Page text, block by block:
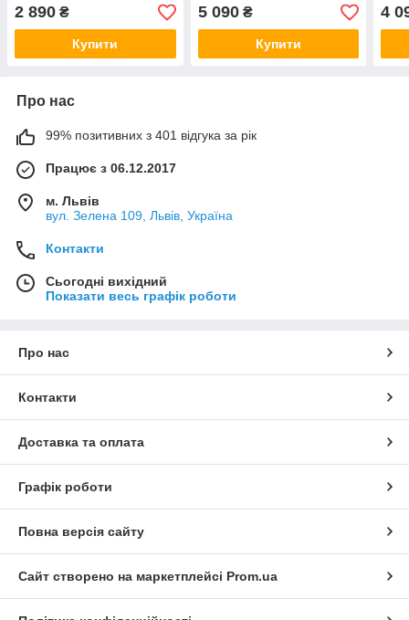
(Німеччина)
2 890 ₴
Купити
(Німеччина)
5 090₴
Купити
02-
4
Про нас
99% позитивних з 401 відгука за рік
Працює з 06.12.2017
м. Львів
вул. Зелена 109, Львів, Україна
Контакти
Сьогодні вихідний
Показати весь графік роботи
Про нас
Контакти
Доставка та оплата
Графік роботи
Повна версія сайту
Сайт створено на маркетплейсі Prom.ua